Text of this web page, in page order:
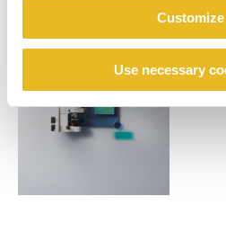
Customize
Use necessary